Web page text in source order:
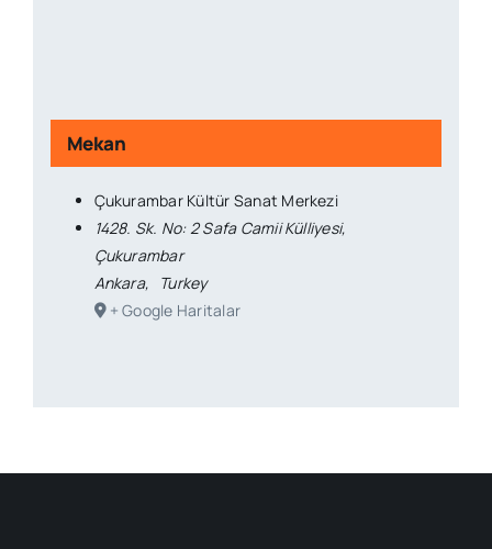
Mekan
Çukurambar Kültür Sanat Merkezi
1428. Sk. No: 2 Safa Camii Külliyesi,
Çukurambar
Ankara,
Turkey
+ Google Haritalar